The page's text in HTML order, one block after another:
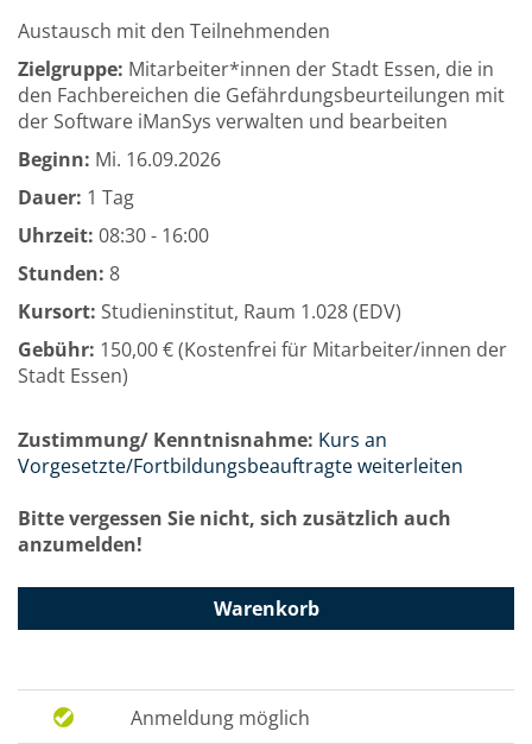
Austausch mit den Teilnehmenden
Zielgruppe: Mitarbeiter*innen der Stadt Essen, die in
den Fachbereichen die Gefährdungsbeurteilungen mit
der Software iManSys verwalten und bearbeiten
Beginn: Mi. 16.09.2026
Dauer: 1 Tag
Uhrzeit: 08:30 - 16:00
Stunden: 8
Kursort: Studieninstitut, Raum 1.028 (EDV)
Gebühr: 150,00 € (Kostenfrei für Mitarbeiter/innen der
Stadt Essen)
Zustimmung/ Kenntnisnahme: Kurs an
Vorgesetzte/Fortbildungsbeauftragte weiterleiten
Bitte vergessen Sie nicht, sich zusätzlich auch
anzumelden!
Warenkorb
Anmeldung möglich